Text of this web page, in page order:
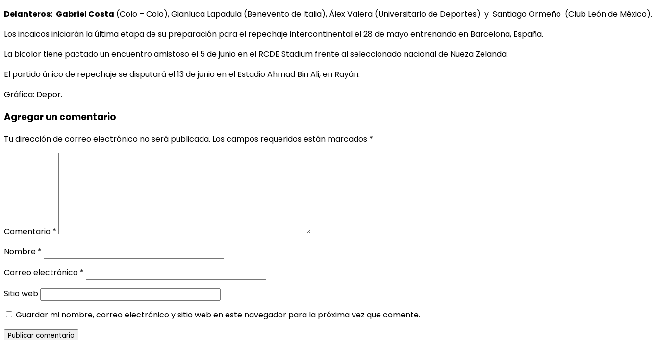
Delanteros: Gabriel Costa (Colo – Colo), Gianluca Lapadula (Benevento de Italia), Álex Valera (Universitario de Deportes) y Santiago Ormeño (Club León de México).
Los incaicos iniciarán la última etapa de su preparación para el repechaje intercontinental el 28 de mayo entrenando en Barcelona, España.
La bicolor tiene pactado un encuentro amistoso el 5 de junio en el RCDE Stadium frente al seleccionado nacional de Nueza Zelanda.
El partido único de repechaje se disputará el 13 de junio en el Estadio Ahmad Bin Ali, en Rayán.
Gráfica: Depor.
Agregar un comentario
Tu dirección de correo electrónico no será publicada. Los campos requeridos están marcados *
Comentario *
Nombre *
Correo electrónico *
Sitio web
Guardar mi nombre, correo electrónico y sitio web en este navegador para la próxima vez que comente.